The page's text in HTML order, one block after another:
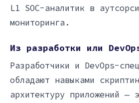
L1 SOC-аналитик в
мониторинга.
Из разработки или
Разработчики и DevOps-
обладают навыками
архитектуру приложений —